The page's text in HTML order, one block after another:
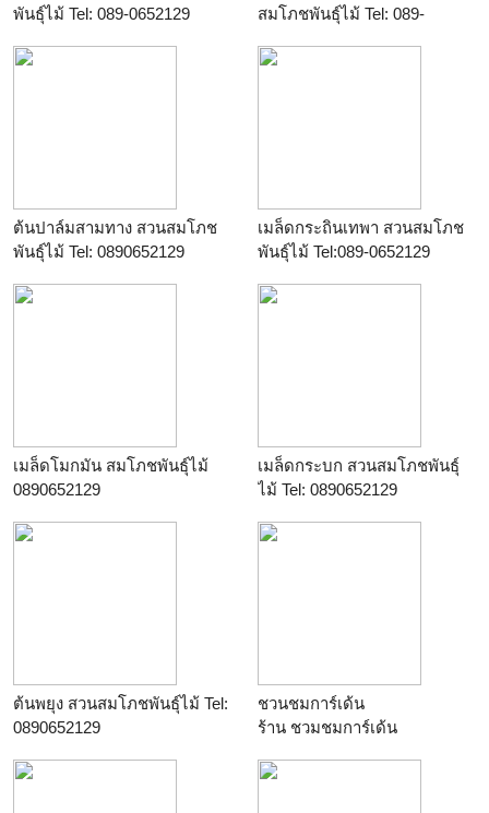
พันธุ์ไม้ Tel: 089-0652129
สมโภชพันธุ์ไม้ Tel: 089-
ร้าน
ต้นปาล์มสามทาง สวนสมโภช
พันธุ์ไม้ Tel: 0890652129
เมล็ดกระถินเทพา สวนสมโภช
พันธุ์ไม้ Tel:089-0652129
เมล็ดโมกมัน สมโภชพันธุ์ไม้
0890652129
เมล็ดกระบก สวนสมโภชพันธุ์
ไม้ Tel: 0890652129
ต้นพยุง สวนสมโภชพันธุ์ไม้ Tel:
0890652129
ชวนชมการ์เด้น
ร้าน ชวมชมการ์เด้น